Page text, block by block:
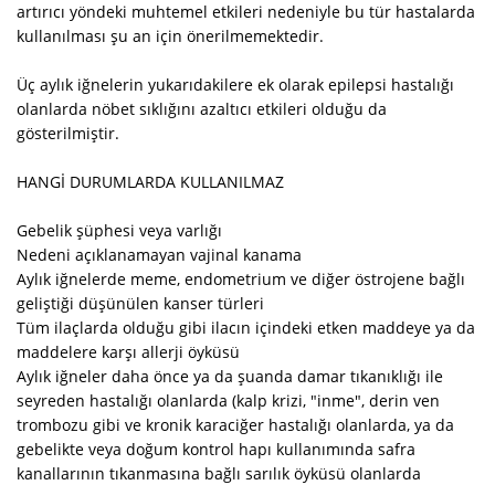
artırıcı yöndeki muhtemel etkileri nedeniyle bu tür hastalarda
kullanılması şu an için önerilmemektedir.
Üç aylık iğnelerin yukarıdakilere ek olarak epilepsi hastalığı
olanlarda nöbet sıklığını azaltıcı etkileri olduğu da
gösterilmiştir.
HANGİ DURUMLARDA KULLANILMAZ
Gebelik şüphesi veya varlığı
Nedeni açıklanamayan vajinal kanama
Aylık iğnelerde meme, endometrium ve diğer östrojene bağlı
geliştiği düşünülen kanser türleri
Tüm ilaçlarda olduğu gibi ilacın içindeki etken maddeye ya da
maddelere karşı allerji öyküsü
Aylık iğneler daha önce ya da şuanda damar tıkanıklığı ile
seyreden hastalığı olanlarda (kalp krizi, "inme", derin ven
trombozu gibi ve kronik karaciğer hastalığı olanlarda, ya da
gebelikte veya doğum kontrol hapı kullanımında safra
kanallarının tıkanmasına bağlı sarılık öyküsü olanlarda